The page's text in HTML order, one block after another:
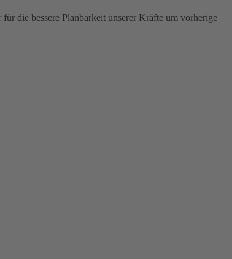
die bessere Planbarkeit unserer Kräfte um vorherige